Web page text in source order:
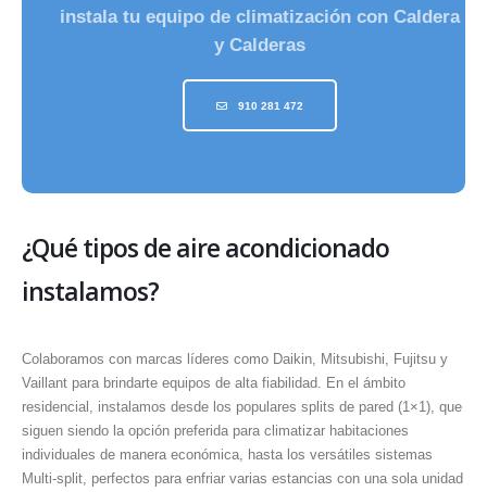
instala tu equipo de climatización con Caldera
y Calderas
910 281 472
¿Qué tipos de aire acondicionado
instalamos?
Colaboramos con marcas líderes como Daikin, Mitsubishi, Fujitsu y
Vaillant para brindarte equipos de alta fiabilidad. En el ámbito
residencial, instalamos desde los populares splits de pared (1×1), que
siguen siendo la opción preferida para climatizar habitaciones
individuales de manera económica, hasta los versátiles sistemas
Multi-split, perfectos para enfriar varias estancias con una sola unidad